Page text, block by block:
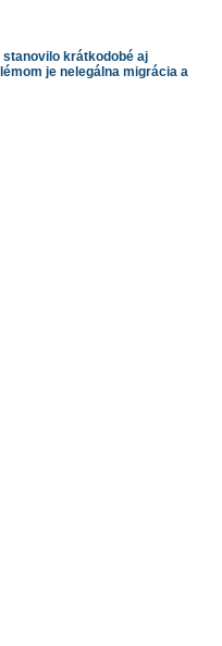
krátkodobé aj
je nelegálna migrácia a